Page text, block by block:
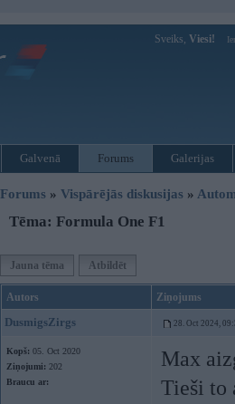
Sveiks, Viesi!
Galvenā Forums Galerijas
Forums » Vispārējās diskusijas »
Tēma: Formula One F1
Jauna tēma Atbildēt
Autors Ziņojums
DusmigsZirgs 28. Oct 2024,
Kopš: 05. Oct 2020
Ziņojumi: 202
Braucu ar:
Max
Tieši to